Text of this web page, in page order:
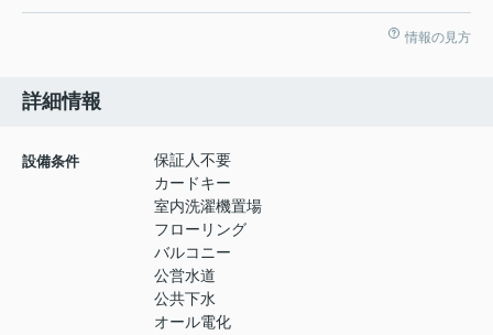
情報の見方
詳細情報
設備条件
保証人不要
カードキー
室内洗濯機置場
フローリング
バルコニー
公営水道
公共下水
オール電化